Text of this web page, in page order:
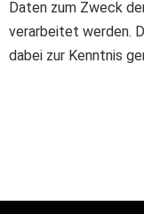
Daten zum Zweck
verarbeitet werden.
dabei zur Kenntnis